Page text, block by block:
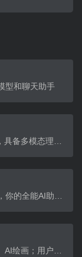
型和聊天助手
讯飞星火AI助手，高性能AI语言模型，具备多模态理解和生成能力，服务于企业服务、智能硬件、智慧政务、智慧金融、智慧生活和智慧医疗等多个领域。
阿里推出的自研大模型，通情、达义，你的全能AI助手！
免费稳定的AI站，GPT4.0、GPT3.5、AI绘画；用户2万+，稳定运行7个月，拥有全平台客户端